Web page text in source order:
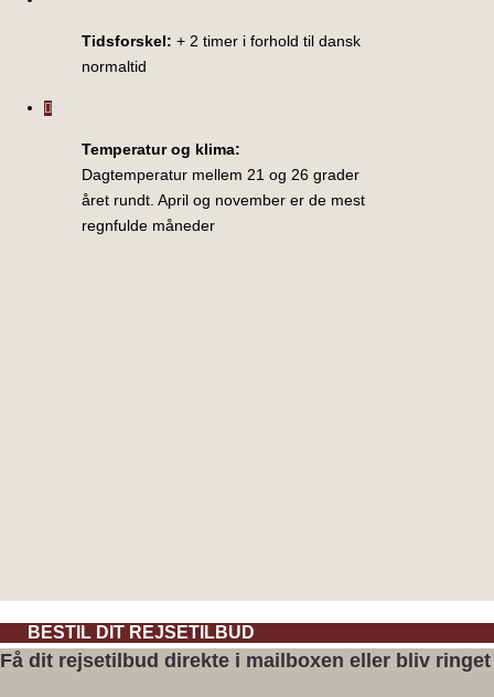
Tidsforskel: + 2 timer i forhold til dansk
normaltid
Temperatur og klima:
Dagtemperatur mellem 21 og 26 grader
året rundt. April og november er de mest
regnfulde måneder
BESTIL DIT REJSETILBUD
Få dit rejsetilbud direkte i mailboxen eller bliv